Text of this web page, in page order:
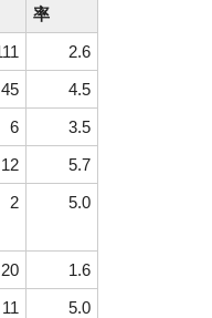
率
2.6
45
4.5
6
3.5
12
5.7
2 5.0
20
1.6
11
5.0